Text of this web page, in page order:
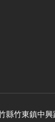
縣竹東鎮中